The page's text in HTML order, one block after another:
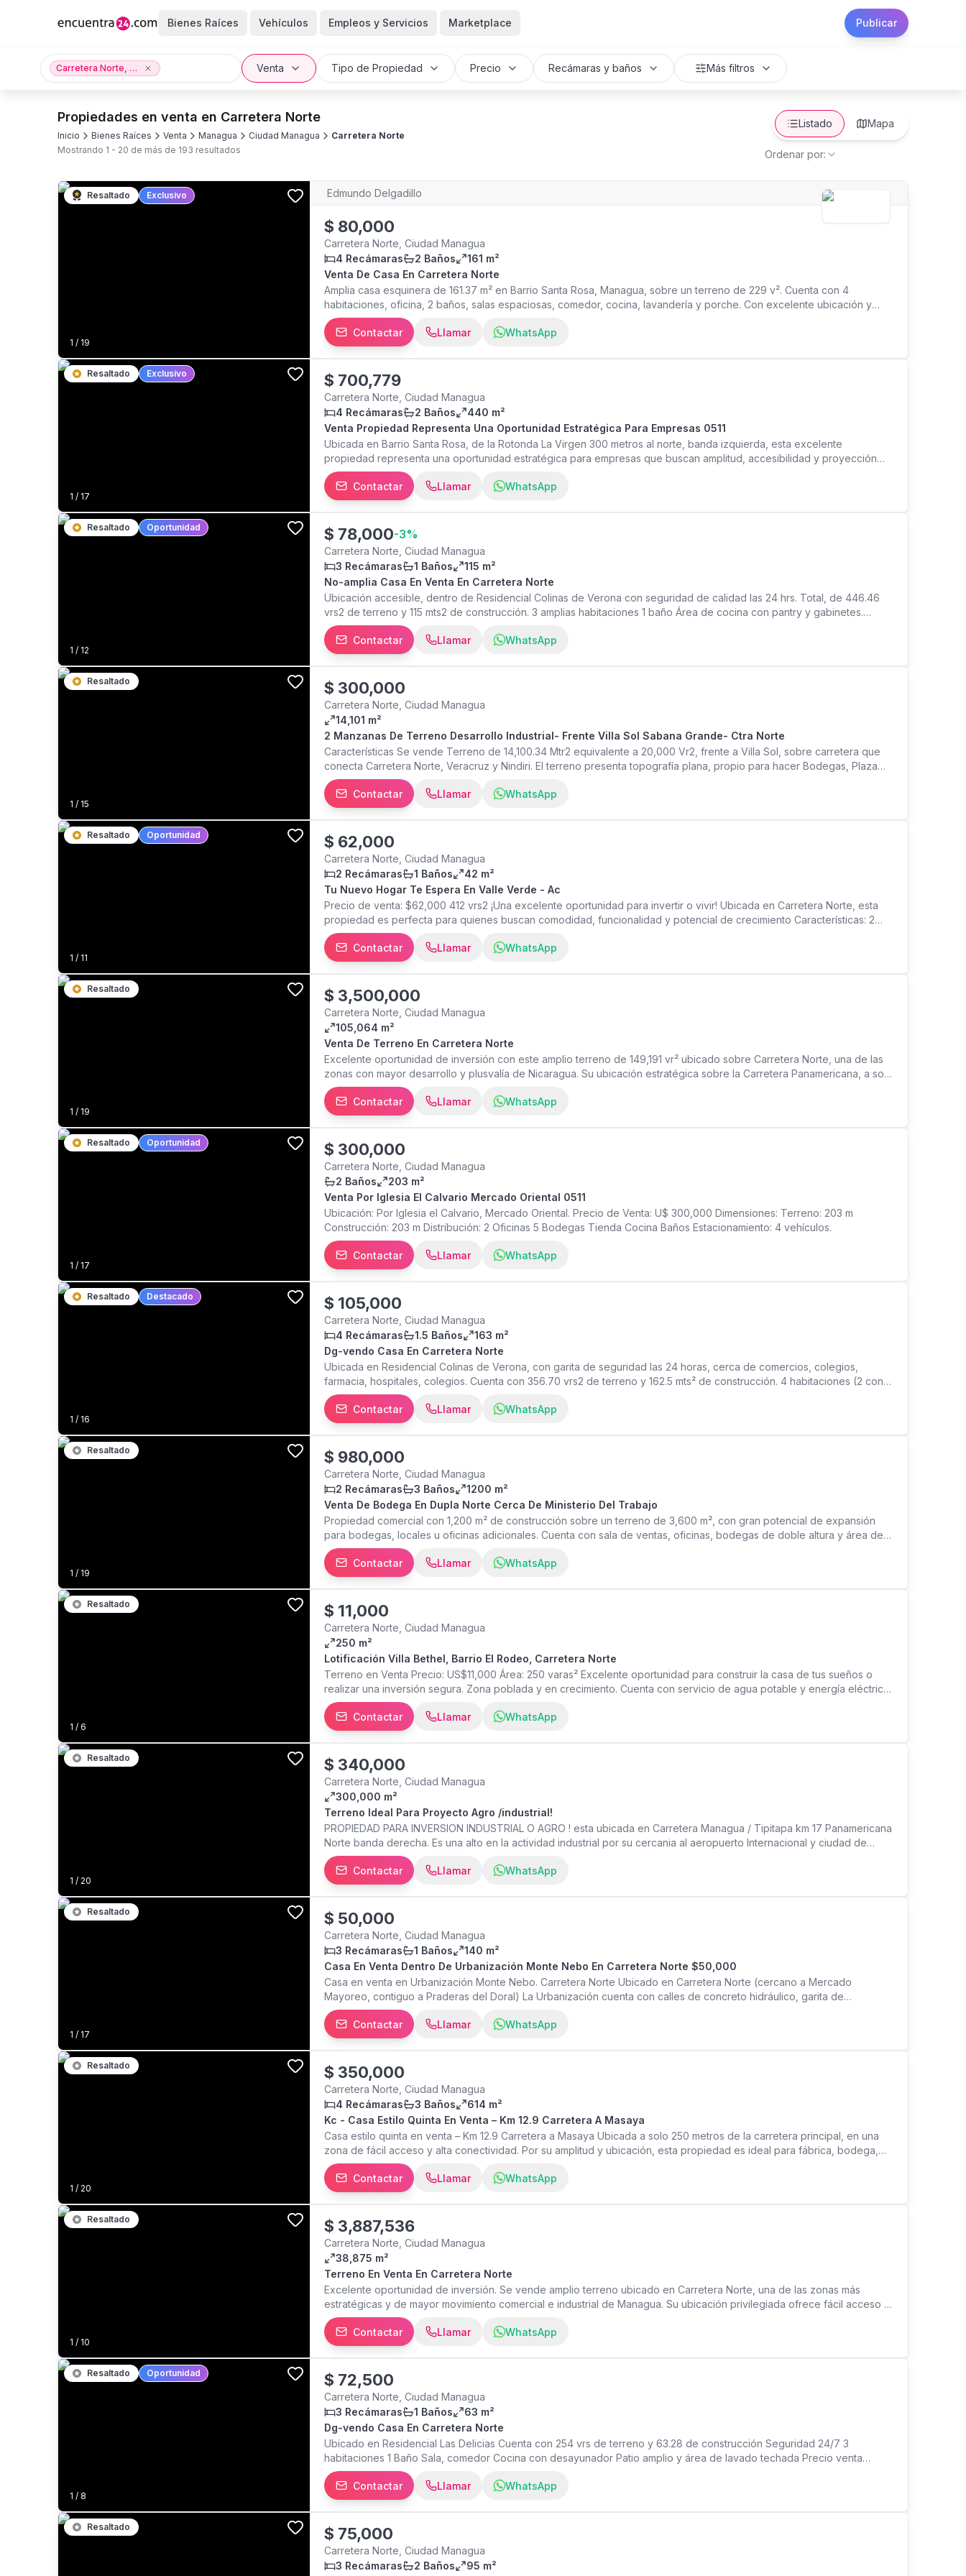
Bienes Raíces Vehículos Empleos y Servicios Marketplace Publicar
Carretera Norte, Ciudad Managua, Managua Venta Tipo de Propiedad Precio Recámaras y baños Más filtros
Propiedades en venta en Carretera Norte
Inicio Bienes Raíces Venta Managua Ciudad Managua
Carretera Norte
Mostrando 1 - 20 de más de 193 resultados
Listado Mapa
Ordenar por:
1 / 19
Resaltado Exclusivo Edmundo Delgadillo
$ 80,000
Carretera Norte, Ciudad Managua
4 Recámaras
2 Baños
161 m²
Venta De Casa En Carretera Norte
Amplia casa esquinera de 161.37 m² en Barrio Santa Rosa, Managua, sobre un terreno de 229 v². Cuenta con 4
habitaciones, oficina, 2 baños, salas espaciosas, comedor, cocina, lavandería y porche. Con excelente ubicación y
fácil acceso a Bello Horizonte, Carretera Norte y comercios cercanos, es una opción ideal por su comodidad y
conectividad. Código: CV-5899
Contactar Llamar WhatsApp
1 / 17
Resaltado Exclusivo $ 700,779
Carretera Norte, Ciudad Managua
4 Recámaras
2 Baños
440 m²
Venta Propiedad Representa Una Oportunidad Estratégica Para Empresas 0511
Ubicada en Barrio Santa Rosa, de la Rotonda La Virgen 300 metros al norte, banda izquierda, esta excelente
propiedad representa una oportunidad estratégica para empresas que buscan amplitud, accesibilidad y proyección
comercial en una zona de alto potencial dentro de Managua. Con un área total de terreno de 4,318.57 varas², una
construcción de 440.45 m² y 70.55 metros lineales de frente, la propiedad ofrece las condiciones ideales para
operaciones logísticas, almacenamiento, oficinas corporativas o centros de distribución. Su amplio terreno y su
convirtiéndola en una opción ideal para empresas del sector logístico, comercial e industrial. La construcción existente
permite iniciar operaciones de manera inmediata o adaptar los espacios según las necesidades del negocio, mientras
que el tamaño del terreno ofrece un importante potencial de expansión y desarrollo a futuro. Esta propiedad combina
ubicación estratégica, funcionalidad y versatilidad, siendo perfecta para compañías que desean fortalecer su
operación en un punto clave de la ciudad.
Contactar Llamar WhatsApp
1 / 12
Resaltado Oportunidad $ 78,000-3%
Carretera Norte, Ciudad Managua
3 Recámaras
1 Baños
115 m²
No-amplia Casa En Venta En Carretera Norte
Ubicación accesible, dentro de Residencial Colinas de Verona con seguridad de calidad las 24 hrs. Total, de 446.46
vrs2 de terreno y 115 mts2 de construcción. 3 amplias habitaciones 1 baño Área de cocina con pantry y gabinetes.
Comedor Amplia sala Lavandería bajo techo/ conexiones para lavadora Patio interno Jardín Porche Garaje para 8
vehículos Precio venta $78,000
Contactar Llamar WhatsApp
1 / 15
Resaltado $ 300,000
Carretera Norte, Ciudad Managua
14,101 m²
2 Manzanas De Terreno Desarrollo Industrial- Frente Villa Sol Sabana Grande- Ctra Norte
Características Se vende Terreno de 14,100.34 Mtr2 equivalente a 20,000 Vr2, frente a Villa Sol, sobre carretera que
conecta Carretera Norte, Veracruz y Nindiri. El terreno presenta topografía plana, propio para hacer Bodegas, Plaza
Comercial y/o negocio en general. Tienen como frente a la carretera 139.14 Mtr2 Contiguo al terreno se esta haciendo
plantel SOVIALSA, al frente norte del terreno esta construido complejo de bodegas Todos los documentos están en
regla y listos para su venta, colindante al terreno se esta desarrollando complejo de bodegas y un plantel industrial
Contactar Llamar WhatsApp
1 / 11
Resaltado Oportunidad $ 62,000
Carretera Norte, Ciudad Managua
2 Recámaras
1 Baños
42 m²
Tu Nuevo Hogar Te Espera En Valle Verde - Ac
Precio de venta: $62,000 412 vrs2 ¡Una excelente oportunidad para invertir o vivir! Ubicada en Carretera Norte, esta
propiedad es perfecta para quienes buscan comodidad, funcionalidad y potencial de crecimiento Características: 2
habitaciones 1 baño Sala-comedor Cocina Área de lavado Terreno adicional ideal para futuras ampliaciones ¡Haz
crecer tu hogar a tu ritmo! Perfecta para vivir o invertir en una zona de alta demanda ID: /15211 Agenda tu visita hoy
mismo y descubre todo su potencial Santa Lucía Real Estate Licencia: No. MIFIC-UCBR-PJ-No.0064-2024 Más
#RealEstateNicaragua #CompraTuCasa #HogarIdeal #OportunidadInmobiliaria #fyp #parati
Contactar Llamar WhatsApp
1 / 19
Resaltado $ 3,500,000
Carretera Norte, Ciudad Managua
105,064 m²
Venta De Terreno En Carretera Norte
Excelente oportunidad de inversión con este amplio terreno de 149,191 vr² ubicado sobre Carretera Norte, una de las
zonas con mayor desarrollo y plusvalía de Nicaragua. Su ubicación estratégica sobre la Carretera Panamericana, a solo
1.5 km del Aeropuerto Internacional, ofrece alta visibilidad y excelente conectividad. Por su tamaño y ubicación, es
ideal para proyectos industriales, logísticos, comerciales, corporativos, turísticos, residenciales o de uso mixto. Una
propiedad con gran potencial de desarrollo e inversión, cercana a centros comerciales, hospitales, zonas francas y
11162
Contactar Llamar WhatsApp
1 / 17
Resaltado Oportunidad $ 300,000
Carretera Norte, Ciudad Managua
2 Baños
203 m²
Venta Por Iglesia El Calvario Mercado Oriental 0511
Ubicación: Por Iglesia el Calvario, Mercado Oriental. Precio de Venta: U$ 300,000 Dimensiones: Terreno: 203 m
Construcción: 203 m Distribución: 2 Oficinas 5 Bodegas Tienda Cocina Baños Estacionamiento: 4 vehículos.
Contactar Llamar WhatsApp
1 / 16
Resaltado Destacado $ 105,000
Carretera Norte, Ciudad Managua
4 Recámaras
1.5 Baños
163 m²
Dg-vendo Casa En Carretera Norte
Ubicada en Residencial Colinas de Verona, con garita de seguridad las 24 horas, cerca de comercios, colegios,
farmacia, hospitales, colegios. Cuenta con 356.70 vrs2 de terreno y 162.5 mts² de construcción. 4 habitaciones (2 con
abanico de techo y aire acondicionado). 1.5 baños Área de cocina con gabinetes y muebles aéreos de madera en
caoba. Comedor Amplia sala Abanicos de techo Área de lavado bajo techo/ conexiones para lavadora Terraza
techada Patio interno Amplio porche Garaje para 2 vehículos Precio venta $105,000
Contactar Llamar WhatsApp
1 / 19
Resaltado $ 980,000
Carretera Norte, Ciudad Managua
2 Recámaras
3 Baños
1200 m²
Venta De Bodega En Dupla Norte Cerca De Ministerio Del Trabajo
Propiedad comercial con 1,200 m² de construcción sobre un terreno de 3,600 m², con gran potencial de expansión
para bodegas, locales u oficinas adicionales. Cuenta con sala de ventas, oficinas, bodegas de doble altura y área de
carga y descarga. Ideal para empresas que buscan un espacio seguro, funcional y de fácil acceso. En alquiler incluye
seguridad 24/7, videovigilancia, servicios básicos y beneficios en uso de montacargas. Código: BVR-11329
Contactar Llamar WhatsApp
1 / 6
Resaltado $ 11,000
Carretera Norte, Ciudad Managua
250 m²
Lotificación Villa Bethel, Barrio El Rodeo, Carretera Norte
Terreno en Venta Precio: US$11,000 Área: 250 varas² Excelente oportunidad para construir la casa de tus sueños o
realizar una inversión segura. Zona poblada y en crecimiento. Cuenta con servicio de agua potable y energía eléctrica.
Acceso fácil y seguro durante todo el año. Transporte disponible: llegan caponeras y muy cerca se encuentra la
terminal de una ruta de buses. Ubicado aproximadamente a 1.5 km del lago por la entrada de Zona Franca. El sector no
cuenta con sistema de aguas negras, por lo que se requiere la construcción de sumidero. Una propiedad con
Contactar Llamar WhatsApp
1 / 20
Resaltado $ 340,000
Carretera Norte, Ciudad Managua
300,000 m²
Terreno Ideal Para Proyecto Agro /industrial!
PROPIEDAD PARA INVERSION INDUSTRIAL O AGRO ! esta ubicada en Carretera Managua / Tipitapa km 17 Panamericana
Norte banda derecha. Es una alto en la actividad industrial por su cercania al aeropuerto Internacional y ciudad de
Tipitapa con una extension de 4 1/2 manzanas de topografia plana , Cuenta con Infraestructura , Servicios basicos, dos
pozos funcionando . Esta propiedad es atractiva para parque industrial , bodegas, ,almacenes metalurgicos o para
proyecto agro turistico
Contactar Llamar WhatsApp
1 / 17
Resaltado $ 50,000
Carretera Norte, Ciudad Managua
3 Recámaras
1 Baños
140 m²
Casa En Venta Dentro De Urbanización Monte Nebo En Carretera Norte $50,000
Casa en venta en Urbanización Monte Nebo. Carretera Norte Ubicado en Carretera Norte (cercano a Mercado
Mayoreo, contiguo a Praderas del Doral) La Urbanización cuenta con calles de concreto hidráulico, garita de
seguridad. Descripción de la propiedad: Porche Garaje - patio Sala 3 habitaciones 1 baño Área de cocina - comedor
cómoda 1 bodega pequeña (que puede habilitarse como otra habitación) Area de lavado Área de lote 140m2 Agenda
tu cita Joselyne Sáenz Pinell Agente de Bienes Raíces by Keller Williams MIFIC-UCBR-PJ-N-0027-2023 0027-2023-A23
Contactar Llamar WhatsApp
1 / 20
Resaltado $ 350,000
Carretera Norte, Ciudad Managua
4 Recámaras
3 Baños
614 m²
Kc - Casa Estilo Quinta En Venta – Km 12.9 Carretera A Masaya
Casa estilo quinta en venta – Km 12.9 Carretera a Masaya Ubicada a solo 250 metros de la carretera principal, en una
zona de fácil acceso y alta conectividad. Por su amplitud y ubicación, esta propiedad es ideal para fábrica, bodega,
oficinas o residencia con amplio terreno. Área de terreno: 5,006.49 vrs² Construcción: 614.38 m² Distribución de la
propiedad: • 4 habitaciones amplias • 3 baños completos • Cuarto y baño de servicio • 2 salas • Comedor • Estudio •
Cocina • Amplia terraza techada • Jardín espacioso • Piscina Además, la propiedad incluye: • Casa independiente
para proyectos comerciales, inversión o residencia con amplios espacios y privacidad. Precio de venta: $350,000
Contáctame para más información o agendar una visita.
Contactar Llamar WhatsApp
1 / 10
Resaltado $ 3,887,536
Carretera Norte, Ciudad Managua
38,875 m²
Terreno En Venta En Carretera Norte
Excelente oportunidad de inversión. Se vende amplio terreno ubicado en Carretera Norte, una de las zonas más
estratégicas y de mayor movimiento comercial e industrial de Managua. Su ubicación privilegiada ofrece fácil acceso a
las principales vías de la ciudad, así como cercanía al aeropuerto, zonas industriales, comercios y centros logísticos. La
propiedad cuenta con una extensión de 38,875 varas², brindando un espacio amplio y versátil ideal para el desarrollo
de diferentes tipos de proyectos como bodegas, centros de distribución, proyectos comerciales, oficinas, complejos
una gran oportunidad para empresas, inversionistas o desarrolladores que buscan establecer sus operaciones en una
zona con alta conectividad y gran crecimiento comercial. Para más información o agendar una visita, contáctanos. Con
gusto te brindaremos todos los detalles. Código: TF2565 Venta: $ 3,887,536.00 38,875.00 Varas² de terreno
Contactar Llamar WhatsApp
1 / 8
Resaltado Oportunidad $ 72,500
Carretera Norte, Ciudad Managua
3 Recámaras
1 Baños
63 m²
Dg-vendo Casa En Carretera Norte
Ubicado en Residencial Las Delicias Cuenta con 254 vrs de terreno y 63.28 de construcción Seguridad 24/7 3
habitaciones 1 Baño Sala, comedor Cocina con desayunador Patio amplio y área de lavado techada Precio venta
$72,500
Contactar
Llamar WhatsApp
Resaltado $ 75,000
Carretera Norte, Ciudad Managua
3 Recámaras
2 Baños
95 m²